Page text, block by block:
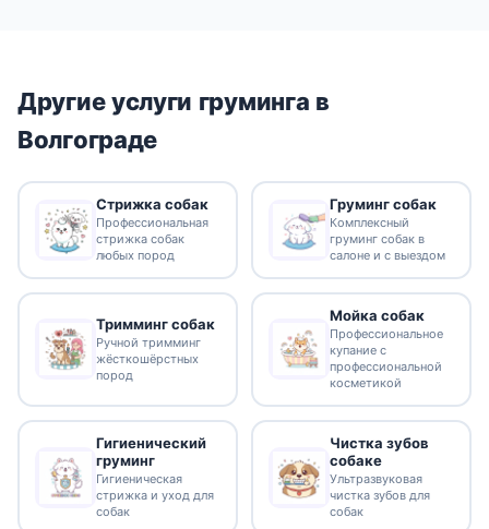
Другие услуги груминга в
Волгограде
Стрижка собак
Профессиональная
стрижка собак
любых пород
Груминг собак
Комплексный
груминг собак в
салоне и с выездом
Тримминг собак
Ручной тримминг
жёсткошёрстных
пород
Мойка собак
Профессиональное
купание с
профессиональной
косметикой
Гигиенический
груминг
Гигиеническая
стрижка и уход для
собак
Чистка зубов
собаке
Ультразвуковая
чистка зубов для
собак